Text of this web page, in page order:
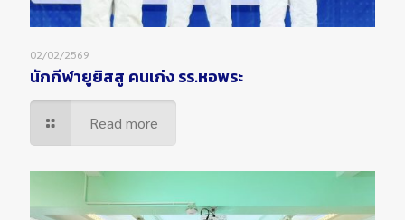
02/02/2569
นักกีฬายูยิสสู คนเก่ง รร.หอพระ
Read more